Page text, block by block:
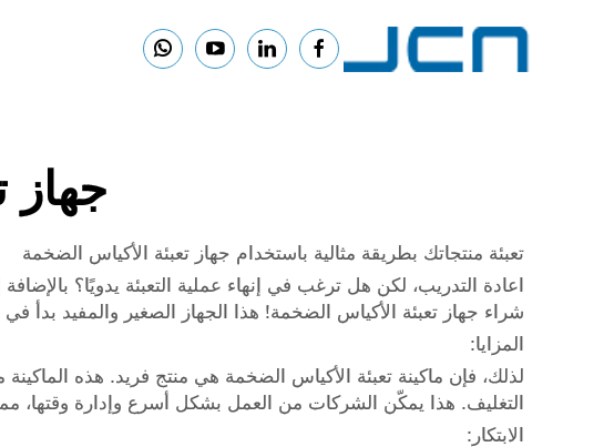
جهاز
تعبئة منتجاتك بطريقة مثالية باستخدام جهاز تعبئة الأكياس الضخمة
اعادة التدريب، لكن هل ترغب في إنهاء عملية التعبئة يدويًا؟
شراء جهاز تعبئة الأكياس الضخمة! هذا الجهاز الصغير والمفيد بدأ
المزايا:
لذلك، فإن ماكينة تعبئة الأكياس الضخمة هي منتج فريد. هذه الماكينة
التغليف. هذا يمكّن الشركات من العمل بشكل أسرع وإدارة وقتها،
الابتكار: